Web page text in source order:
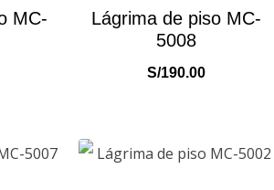
MC-
Lágrima de piso MC-
5008
S/190.00